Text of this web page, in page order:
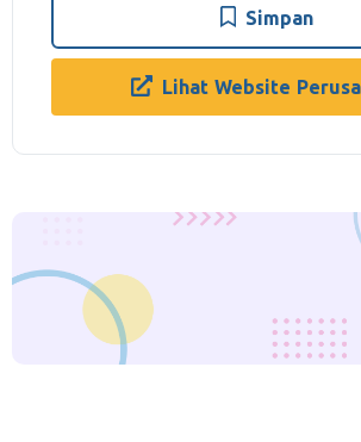
Simpan
Lihat Website